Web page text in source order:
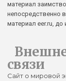
материал
непосредственно
материал eer.ru, до
связи
Сайт о мировой